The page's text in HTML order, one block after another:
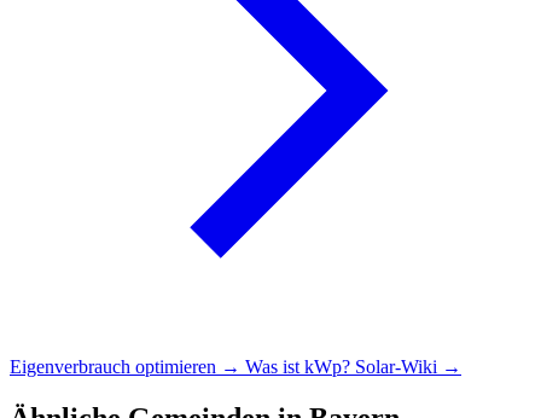
Eigenverbrauch optimieren → Was ist kWp? Solar-Wiki →